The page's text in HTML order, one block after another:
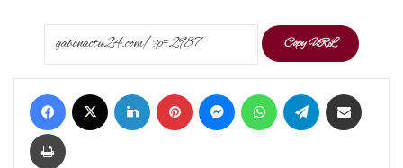
Copy URL
Facebook LinkedIn Pinterest Messenger WhatsApp Telegram
Print